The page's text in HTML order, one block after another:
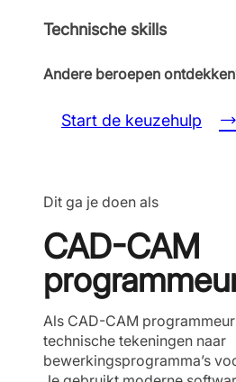
Dit ga je doen als
CAD-CAM
Als CAD-CAM
technische tekeningen naar
bewerkingsprogramma’s
Technische skills
Andere beroepen
Start de keuzehulp